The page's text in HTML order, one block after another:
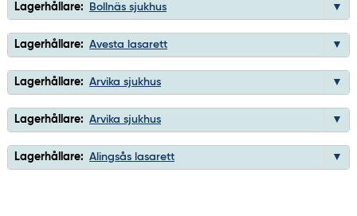
Lagerhållare: Bollnäs sjukhus
Lagerhållare: Avesta lasarett
Lagerhållare: Arvika sjukhus
Lagerhållare: Arvika sjukhus
Lagerhållare: Alingsås lasarett